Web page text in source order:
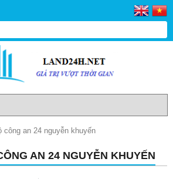
công an 24 nguyễn khuyến
AN 24 NGUYỄN KHUYẾN